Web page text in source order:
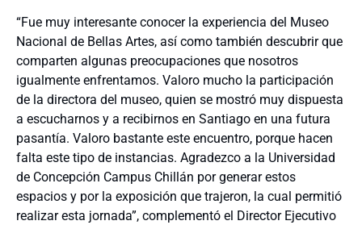
“Fue muy interesante conocer la experiencia del Museo
Nacional de Bellas Artes, así como también descubrir que
comparten algunas preocupaciones que nosotros
igualmente enfrentamos. Valoro mucho la participación
de la directora del museo, quien se mostró muy dispuesta
a escucharnos y a recibirnos en Santiago en una futura
pasantía. Valoro bastante este encuentro, porque hacen
falta este tipo de instancias. Agradezco a la Universidad
de Concepción Campus Chillán por generar estos
espacios y por la exposición que trajeron, la cual permitió
realizar esta jornada”, complementó el Director Ejecutivo